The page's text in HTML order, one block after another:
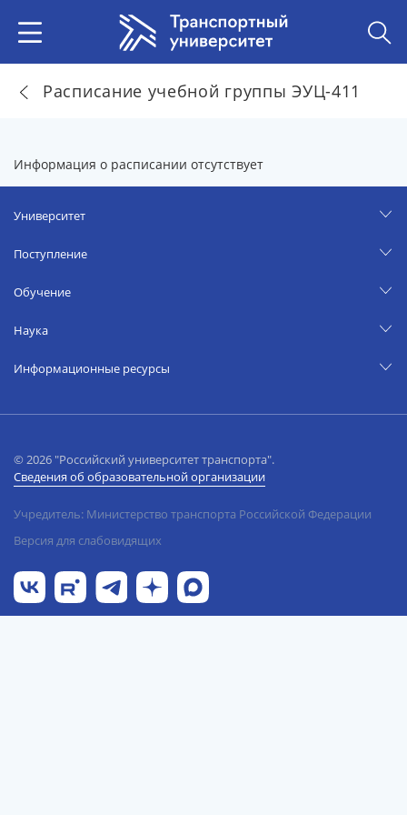
Расписание учебной группы ЭУЦ-411
Информация о расписании отсутствует
Университет
Поступление
Обучение
Наука
Информационные ресурсы
© 2026 "Российский университет транспорта".
Сведения об образовательной организации
Учредитель: Министерство транспорта Российской Федерации
Версия для слабовидящих